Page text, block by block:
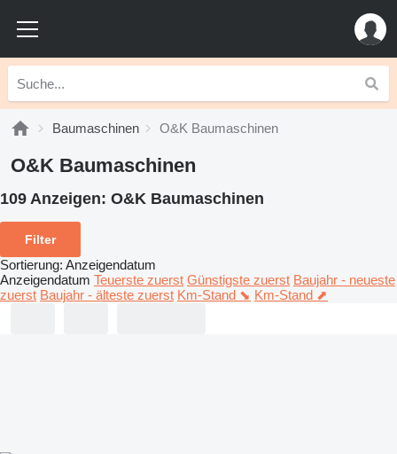
Baumaschinen O&K Baumaschinen
O&K Baumaschinen
109 Anzeigen: O&K Baumaschinen
Filter
Sortierung: Anzeigendatum
Anzeigendatum Teuerste zuerst Günstigste zuerst Baujahr - neueste
zuerst Baujahr - älteste zuerst Km-Stand ⬊ Km-Stand ⬈